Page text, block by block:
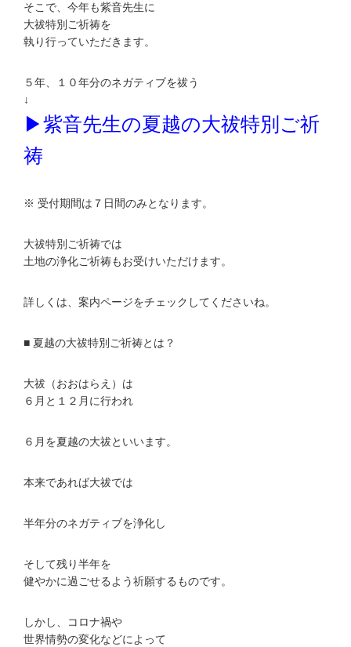
そこで、今年も紫音先生に
大祓特別ご祈祷を
執り行っていただきます。
５年、１０年分のネガティブを祓う
↓
▶紫音先生の夏越の大祓特別ご祈
祷
※ 受付期間は７日間のみとなります。
大祓特別ご祈祷では
土地の浄化ご祈祷もお受けいただけます。
詳しくは、案内ページをチェックしてくださいね。
■ 夏越の大祓特別ご祈祷とは？
大祓（おおはらえ）は
６月と１２月に行われ
６月を夏越の大祓といいます。
本来であれば大祓では
半年分のネガティブを浄化し
そして残り半年を
健やかに過ごせるよう祈願するものです。
しかし、コロナ禍や
世界情勢の変化などによって